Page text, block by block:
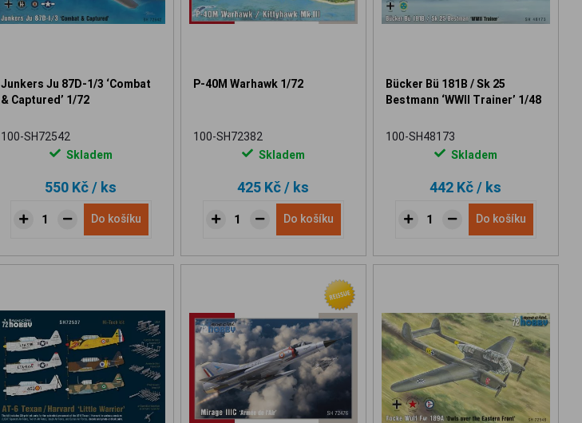
Junkers Ju 87D-1/3 ‘Combat
& Captured’ 1/72
100-SH72542
Skladem
550 Kč/ ks
Do košíku
P-40M Warhawk 1/72
100-SH72382
Skladem
425 Kč/ ks
Do košíku
Bücker Bü 181B / Sk 25
Bestmann ‘WWII Trainer’ 1/48
100-SH48173
Skladem
442 Kč/ ks
Do košíku